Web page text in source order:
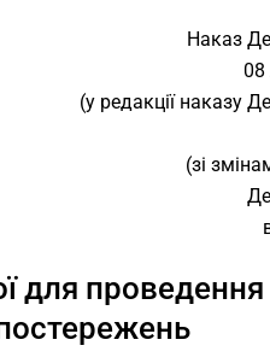
Наказ
08
(у редакції наказу
(зі
для